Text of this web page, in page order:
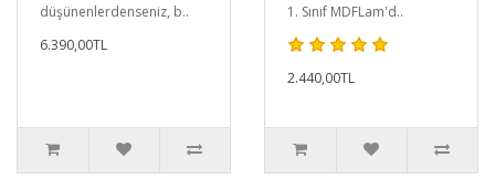
düşünenlerdenseniz, b..
6.390,00TL
1. Sınıf MDFLam'd..
2.440,00TL